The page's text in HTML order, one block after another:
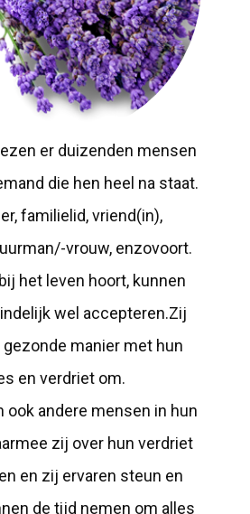
er duizenden mensen
die hen heel na staat.
familielid, vriend(in),
vrouw, enzovoort.
het leven hoort, kunnen
wel accepteren.Zij
gezonde manier met hun
en verdriet om.
ook andere mensen in hun
zij over hun verdriet
en zij ervaren steun en
de tijd nemen om alles